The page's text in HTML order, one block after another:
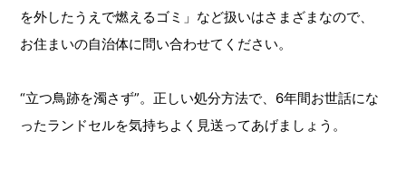
を外したうえで燃えるゴミ」など扱いはさまざまなので、
お住まいの自治体に問い合わせてください。
“立つ鳥跡を濁さず”。正しい処分方法で、6年間お世話にな
ったランドセルを気持ちよく見送ってあげましょう。